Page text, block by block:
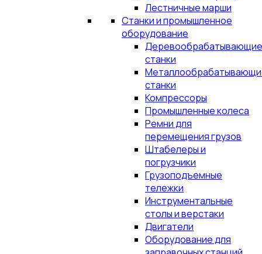
Лестничные марши
Станки и промышленное
оборудование
Деревообрабатывающие
станки
станки
Компрессоры
Промышленные колеса
Ремни для
перемещения грузов
Штабелеры и
погрузчики
Грузоподъемные
тележки
Инструментальные
столы и верстаки
Двигатели
Оборудование для